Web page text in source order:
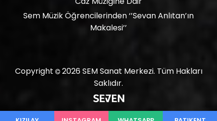
Sem Müzik Öğrencilerinden ‘’Sevan Anlıtan’ın
Makalesi’’
Copyright 2026SEM Sanat Merkezi. Tüm Hakları
Saklıdır.